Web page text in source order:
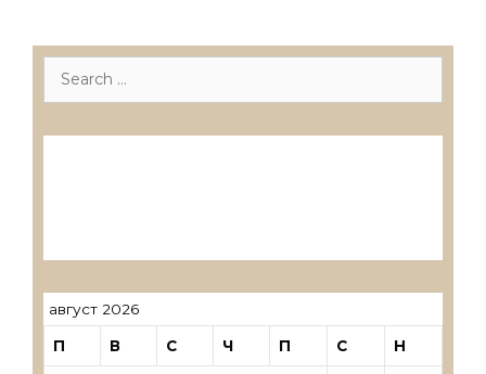
Search
август 2026
П В С Ч П С Н